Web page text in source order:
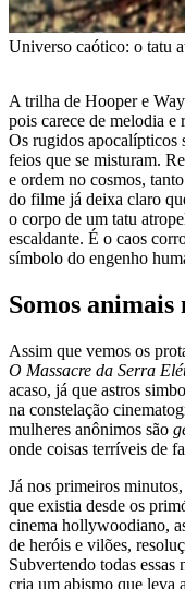
Universo caótico: o tatu
A trilha de Hooper e
pois carece de melodia
Os rugidos apocalípticos
feios que se misturam.
e ordem no cosmos,
do filme já deixa claro
o corpo de um tatu
escaldante. É o caos
símbolo do engenho
Somos
Assim que vemos os
O Massacre da Serra
acaso, já que astros
na constelação
mulheres anônimos são
onde coisas terríveis de
Já nos primeiros
que existia desde os
cinema hollywoodiano,
de heróis e vilões,
Subvertendo todas
cria um abismo que leva